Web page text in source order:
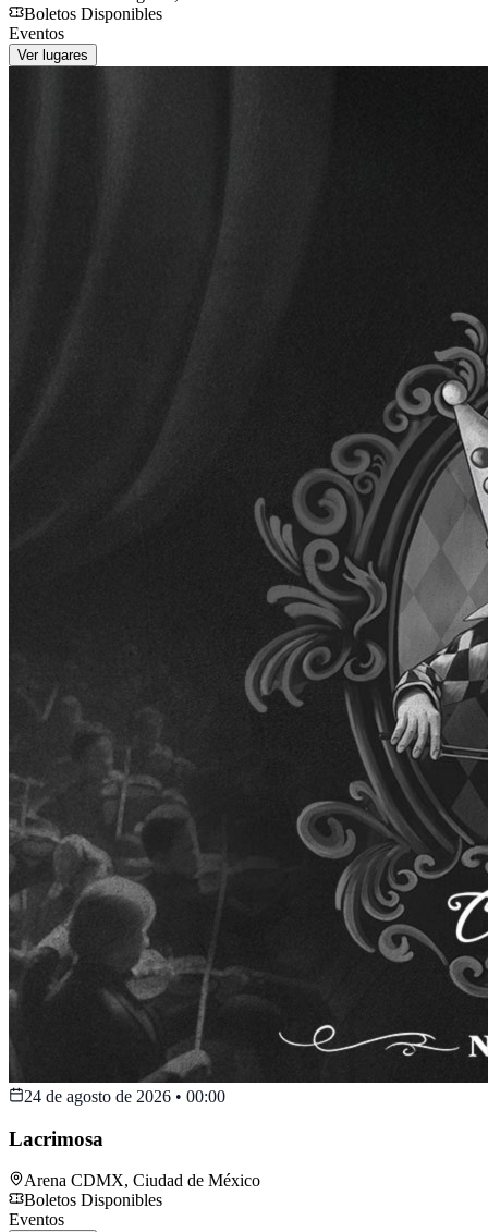
Boletos Disponibles
Eventos
Ver lugares
24 de agosto de 2026 • 00:00
Lacrimosa
Arena CDMX, Ciudad de México
Boletos Disponibles
Eventos